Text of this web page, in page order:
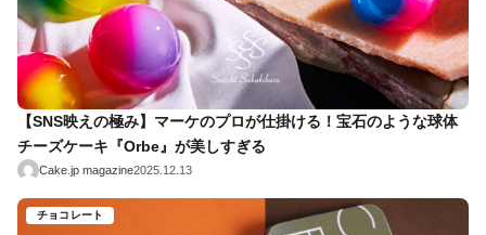
【SNS映えの極み】マーケのプロが仕掛ける！宝石のような球体
チーズケーキ『Orbe』が美しすぎる
Cake.jp magazine2025.12.13
チョコレート